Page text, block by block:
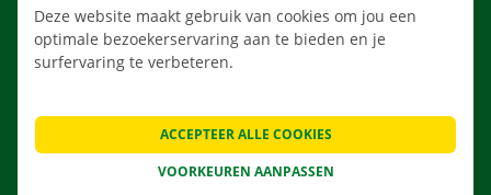
VERHUISOPLOSSINGEN
CONTACTEER ONS
VEELGESTELDE VRAGEN
NIEUWS
Deze website maakt gebruik van cookies om jou een
optimale bezoekerservaring aan te bieden en je
surfervaring te verbeteren.
VOORKEUREN AANPASSEN
ACCEPTEER ALLE COOKIES